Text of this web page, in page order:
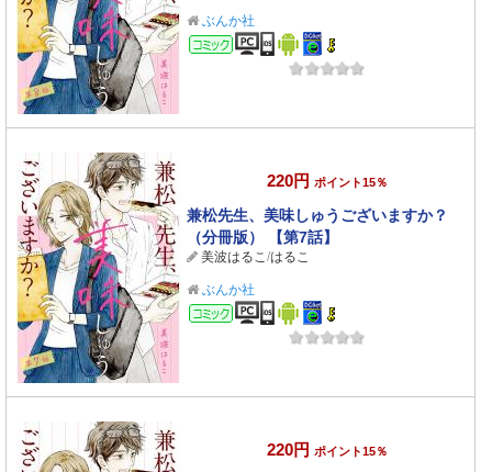
ぶんか社
コミック
220円 ポイント15％
兼松先生、美味しゅうございますか？
（分冊版） 【第7話】
美波はるこ/はるこ
ぶんか社
コミック
220円 ポイント15％